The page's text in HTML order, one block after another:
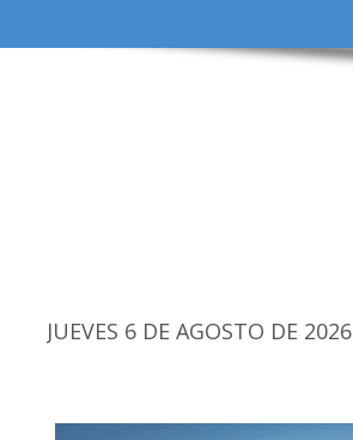
JUEVES 6 DE AGOSTO DE 2026